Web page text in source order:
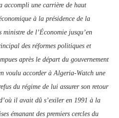
accompli une carrière de haut
à la présidence de la
de l’Économie jusqu’en
des réformes politiques et
après le départ du gouvernement
voulu accorder à Algeria-Watch une
du régime de lui assurer son retour
il avait dû s’exiler en 1991 à la
émanant des premiers cercles du